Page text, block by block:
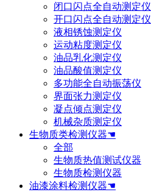
闭口闪点全自动测定仪
开口闪点全自动测定仪
液相锈蚀测定仪
运动粘度测定仪
油品乳化测定仪
油品酸值测定仪
多功能全自动振荡仪
界面张力测定仪
凝点倾点测定仪
机械杂质测定仪
生物质类检测仪器☚
全部
生物质热值测试仪器
生物质检测仪器
油漆涂料检测仪器☚